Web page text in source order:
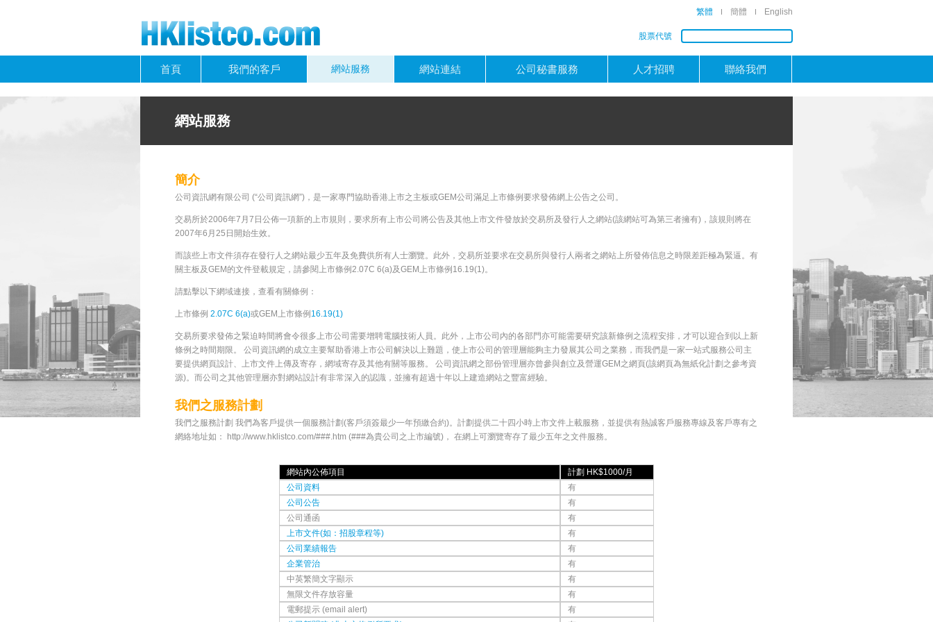
繁體 簡體 English
股票代號
首頁 我們的客戶 網站服務 網站連結 公司秘書服務 人才招聘 聯絡我們
網站服務
簡介
公司資訊網有限公司 (“公司資訊網”)，是一家專門協助香港上市之主板或GEM公司滿足上市條例要求發佈網上公告之公司。
交易所於2006年7月7日公佈一項新的上市規則，要求所有上市公司將公告及其他上市文件發放於交易所及發行人之網站(該網站可為第三者擁有)，該規則將在
2007年6月25日開始生效。
而該些上市文件須存在發行人之網站最少五年及免費供所有人士瀏覽。此外，交易所並要求在交易所與發行人兩者之網站上所發佈信息之時限差距極為緊逼。有
關主板及GEM的文件登載規定，請參閱上市條例2.07C 6(a)及GEM上市條例16.19(1)。
請點擊以下網域連接，查看有關條例：
上市條例 2.07C 6(a)或GEM上市條例 16.19(1)
交易所要求發佈之緊迫時間將會令很多上市公司需要增聘電腦技術人員。此外，上市公司內的各部門亦可能需要研究該新條例之流程安排，才可以迎合到以上新
條例之時間期限。 公司資訊網的成立主要幫助香港上市公司解決以上難題，使上市公司的管理層能夠主力發展其公司之業務，而我們是一家一站式服務公司主
要提供網頁設計、上市文件上傳及寄存，網域寄存及其他有關等服務。 公司資訊網之部份管理層亦曾參與創立及營運GEM之網頁(該網頁為無紙化計劃之參考資
源)。而公司之其他管理層亦對網站設計有非常深入的認識，並擁有超過十年以上建造網站之豐富經驗。
我們之服務計劃
我們之服務計劃 我們為客戶提供一個服務計劃(客戶須簽最少一年預繳合約)。計劃提供二十四小時上市文件上載服務，並提供有熱誠客戶服務專線及客戶專有之
網絡地址如： http://www.hklistco.com/###.htm (###為貴公司之上市編號)， 在網上可瀏覽寄存了最少五年之文件服務。
網站內公佈項目
計劃 HK$1000/月
公司資料
有
公司公告
有
公司通函
有
上市文件(如：招股章程等)
有
公司業績報告
有
企業管治
有
中英繁簡文字顯示
有
無限文件存放容量
有
電郵提示 (email alert)
有